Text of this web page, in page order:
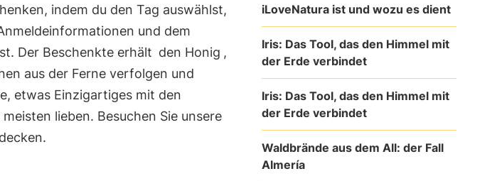
indem du den Tag auswählst,
und dem
Der Beschenkte erhält den Honig ,
aus der Ferne verfolgen und
etwas Einzigartiges mit den
lieben. Besuchen Sie unsere
iLoveNatura ist und wozu es dient
Iris: Das Tool, das den Himmel mit
der Erde verbindet
Iris: Das Tool, das den Himmel mit
der Erde verbindet
Waldbrände aus dem All: der Fall
Almería